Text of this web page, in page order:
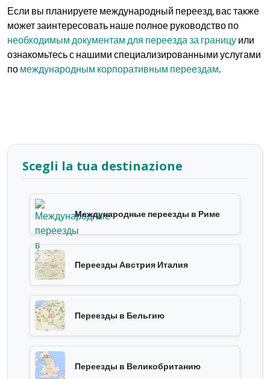
Если вы планируете международный переезд, вас также
может заинтересовать наше полное руководство по
необходимым документам для переезда за границу или
ознакомьтесь с нашими специализированными услугами
по международным корпоративным переездам
Scegli la tua destinazione
Международные переезды в Риме
Переезды Австрия Италия
Переезды в Бельгию
Переезды в Великобританию